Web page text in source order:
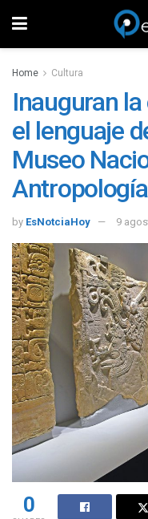
Home Cultura
Inauguran
el lenguaje
Museo
Antropología
by EsNotciaHoy 9
0